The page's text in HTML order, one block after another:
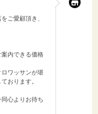
ご愛顧頂き、
内できる価格
ワッサンが堪
おります。
心よりお待ち